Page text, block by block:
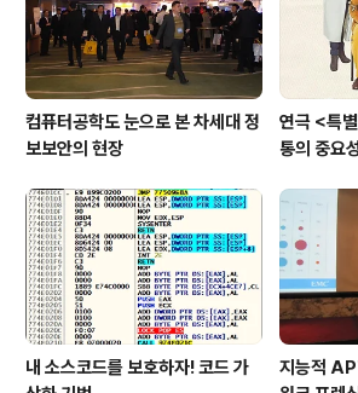
컴퓨터공학도 눈으로 본 차세대 정
보보안의 현장
연극 <특
통의 중요
내 소스코드를 보호하자! 코드 가
지능적